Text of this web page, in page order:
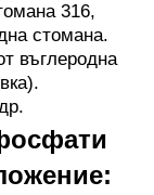
316,
стомана.
въглеродна